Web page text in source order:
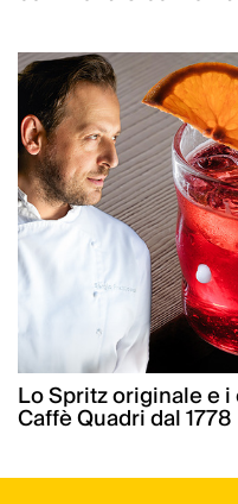
Lo Spritz originale e
Caffè Quadri dal 1778